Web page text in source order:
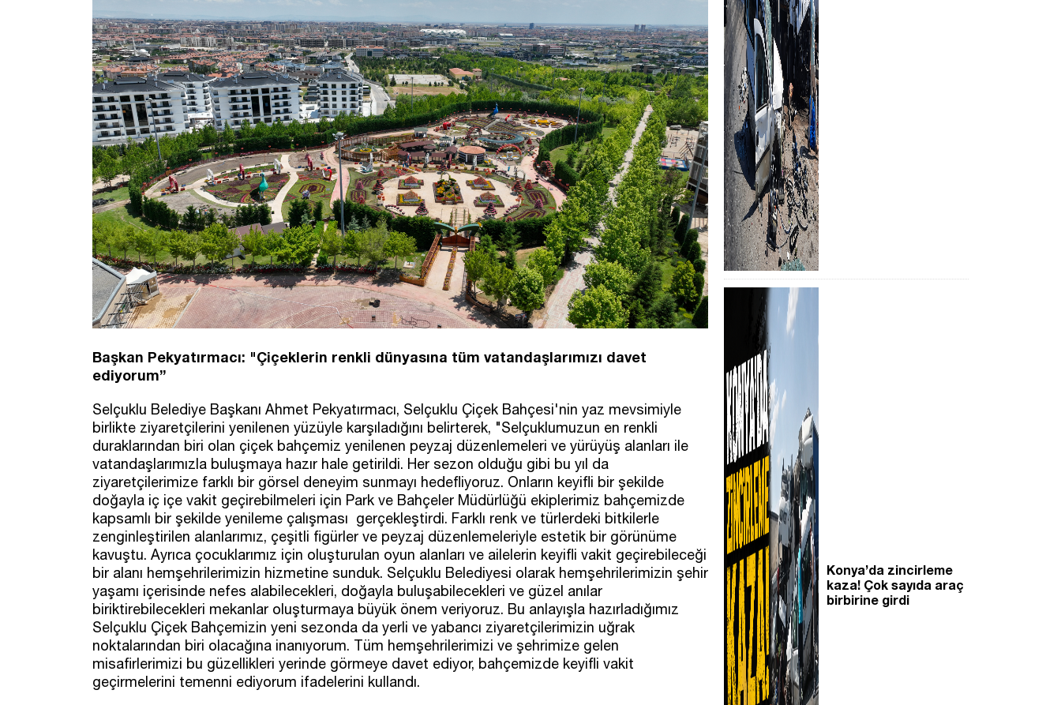
Başkan Pekyatırmacı: "Çiçeklerin renkli dünyasına tüm vatandaşlarımızı davet
ediyorum”
Selçuklu Belediye Başkanı Ahmet Pekyatırmacı, Selçuklu Çiçek Bahçesi'nin yaz mevsimiyle
birlikte ziyaretçilerini yenilenen yüzüyle karşıladığını belirterek, "Selçuklumuzun en renkli
duraklarından biri olan çiçek bahçemiz yenilenen peyzaj düzenlemeleri ve yürüyüş alanları ile
vatandaşlarımızla buluşmaya hazır hale getirildi. Her sezon olduğu gibi bu yıl da
ziyaretçilerimize farklı bir görsel deneyim sunmayı hedefliyoruz. Onların keyifli bir şekilde
doğayla iç içe vakit geçirebilmeleri için Park ve Bahçeler Müdürlüğü ekiplerimiz bahçemizde
kapsamlı bir şekilde yenileme çalışması gerçekleştirdi. Farklı renk ve türlerdeki bitkilerle
zenginleştirilen alanlarımız, çeşitli figürler ve peyzaj düzenlemeleriyle estetik bir görünüme
kavuştu. Ayrıca çocuklarımız için oluşturulan oyun alanları ve ailelerin keyifli vakit geçirebileceği
bir alanı hemşehrilerimizin hizmetine sunduk. Selçuklu Belediyesi olarak hemşehrilerimizin şehir
yaşamı içerisinde nefes alabilecekleri, doğayla buluşabilecekleri ve güzel anılar
biriktirebilecekleri mekanlar oluşturmaya büyük önem veriyoruz. Bu anlayışla hazırladığımız
Selçuklu Çiçek Bahçemizin yeni sezonda da yerli ve yabancı ziyaretçilerimizin uğrak
noktalarından biri olacağına inanıyorum. Tüm hemşehrilerimizi ve şehrimize gelen
misafirlerimizi bu güzellikleri yerinde görmeye davet ediyor, bahçemizde keyifli vakit
geçirmelerini temenni ediyorum ifadelerini kullandı.
Konya’da zincirleme
kaza! Çok sayıda araç
birbirine girdi